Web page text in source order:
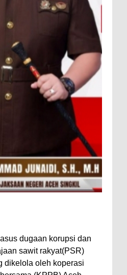
dugaan korupsi dan
sawit rakyat(PSR)
dikelola oleh koperasi